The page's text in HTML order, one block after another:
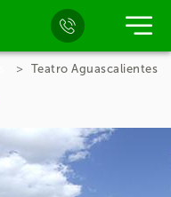
Teatro Aguascalientes